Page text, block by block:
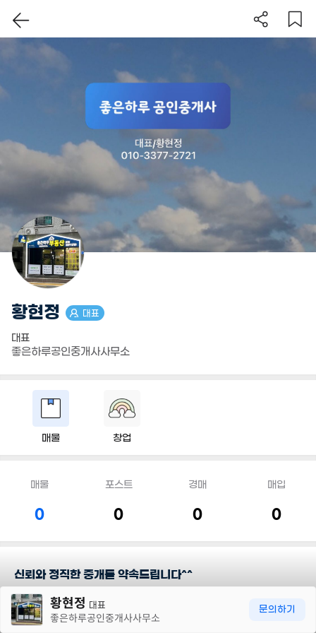
황현정 대표
대표
좋은하루공인중개사사무소
매물 창업
매물
0
포스트
0
경매
0
매입
0
신뢰와 정직한 중개를 약속드립니다^^
담당지역황현정 대표
좋은하루공인중개사사무소
문의하기